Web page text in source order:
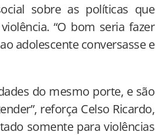
sobre as políticas que
“O bom seria fazer
adolescente conversasse e
do mesmo porte, e são
reforça Celso Ricardo,
somente para violências